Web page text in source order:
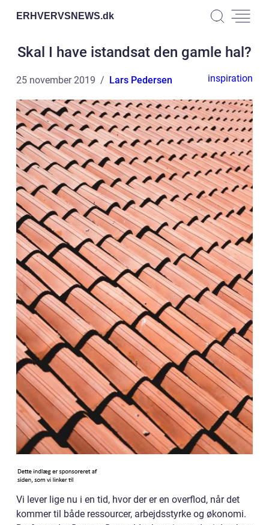
ERHVERVSNEWS.dk
Skal I have istandsat den gamle hal?
25 november 2019 Lars Pedersen inspiration
Vi lever lige nu i en tid, hvor der er en overflod, når det
kommer til både ressourcer, arbejdsstyrke og økonomi.